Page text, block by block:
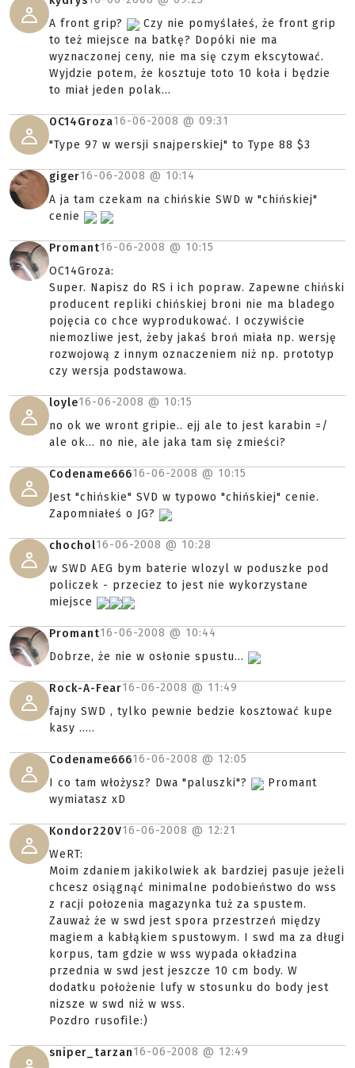
A front grip?
Czy nie pomyślałeś, że front grip
to też miejsce na batkę? Dopóki nie ma
wyznaczonej ceny, nie ma się czym ekscytować.
Wyjdzie potem, że kosztuje toto 10 koła i będzie
to miał jeden polak...
OC14Groza16-06-2008 @ 09:31
"Type 97 w wersji snajperskiej" to Type 88 $3
giger16-06-2008 @ 10:14
A ja tam czekam na chińskie SWD w "chińskiej"
cenie
Promant16-06-2008 @ 10:15
OC14Groza:
Super. Napisz do RS i ich popraw. Zapewne chiński
producent repliki chińskiej broni nie ma bladego
pojęcia co chce wyprodukować. I oczywiście
niemozliwe jest, żeby jakaś broń miała np. wersję
rozwojową z innym oznaczeniem niż np. prototyp
czy wersja podstawowa.
loyle16-06-2008 @ 10:15
no ok we wront gripie.. ejj ale to jest karabin =/
ale ok... no nie, ale jaka tam się zmieści?
Codename66616-06-2008 @ 10:15
Jest "chińskie" SVD w typowo "chińskiej" cenie.
Zapomniałeś o JG?
chochol16-06-2008 @ 10:28
w SWD AEG bym baterie wlozyl w poduszke pod
policzek - przeciez to jest nie wykorzystane
miejsce
Promant16-06-2008 @ 10:44
Dobrze, że nie w osłonie spustu...
Rock-A-Fear16-06-2008 @ 11:49
fajny SWD , tylko pewnie bedzie kosztować kupe
kasy .....
Codename66616-06-2008 @ 12:05
I co tam włożysz? Dwa "paluszki"?
Promant
wymiatasz xD
Kondor220V16-06-2008 @ 12:21
WeRT:
Moim zdaniem jakikolwiek ak bardziej pasuje jeżeli
chcesz osiągnąć minimalne podobieństwo do wss
z racji połozenia magazynka tuż za spustem.
Zauważ że w swd jest spora przestrzeń między
magiem a kabłąkiem spustowym. I swd ma za długi
korpus, tam gdzie w wss wypada okładzina
przednia w swd jest jeszcze 10 cm body. W
dodatku położenie lufy w stosunku do body jest
nizsze w swd niż w wss.
Pozdro rusofile:)
sniper_tarzan16-06-2008 @ 12:49